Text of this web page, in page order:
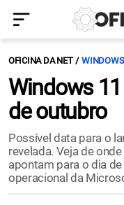
OFICINA DA NET WINDOWS
Windows
de outubro
Possível data para o
revelada. Veja de
apontam para o dia
operacional da